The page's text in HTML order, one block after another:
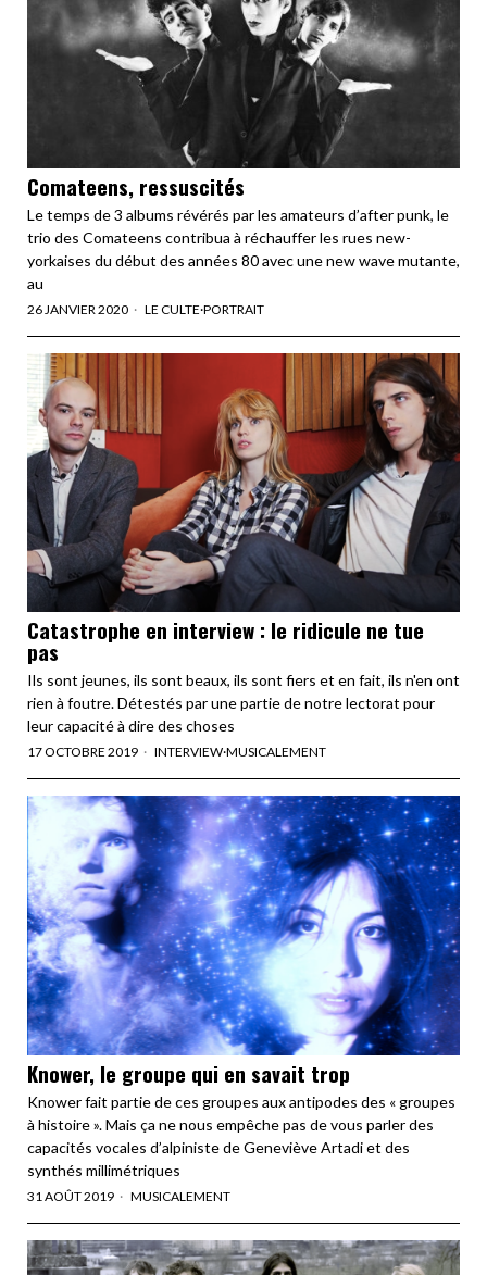
Comateens, ressuscités
Le temps de 3 albums révérés par les amateurs d’after punk, le
trio des Comateens contribua à réchauffer les rues new-
yorkaises du début des années 80 avec une new wave mutante,
au
26 JANVIER 2020 LE CULTE·PORTRAIT
Catastrophe en interview : le ridicule ne tue
pas
Ils sont jeunes, ils sont beaux, ils sont fiers et en fait, ils n'en ont
rien à foutre. Détestés par une partie de notre lectorat pour
leur capacité à dire des choses
17 OCTOBRE 2019 INTERVIEW·MUSICALEMENT
Knower, le groupe qui en savait trop
Knower fait partie de ces groupes aux antipodes des « groupes
à histoire ». Mais ça ne nous empêche pas de vous parler des
capacités vocales d’alpiniste de Geneviève Artadi et des
synthés millimétriques
31 AOÛT 2019 MUSICALEMENT